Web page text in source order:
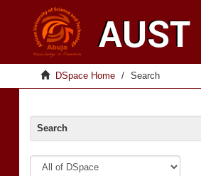
DSpace Home Search
Search